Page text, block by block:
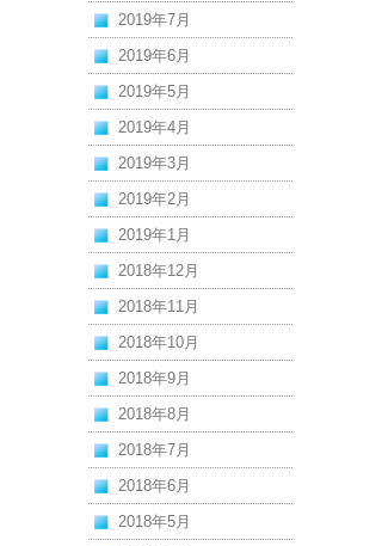
2019年7月
2019年6月
2019年5月
2019年4月
2019年3月
2019年2月
2019年1月
2018年12月
2018年11月
2018年10月
2018年9月
2018年8月
2018年7月
2018年6月
2018年5月